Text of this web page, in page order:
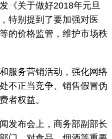
关于做好2018年元旦
特别提到了要加强对医
的价格监管，维护市场秩
务营销活动，强化网络
不正当竞争、销售假冒伪
者权益。
布会上，商务部副部长